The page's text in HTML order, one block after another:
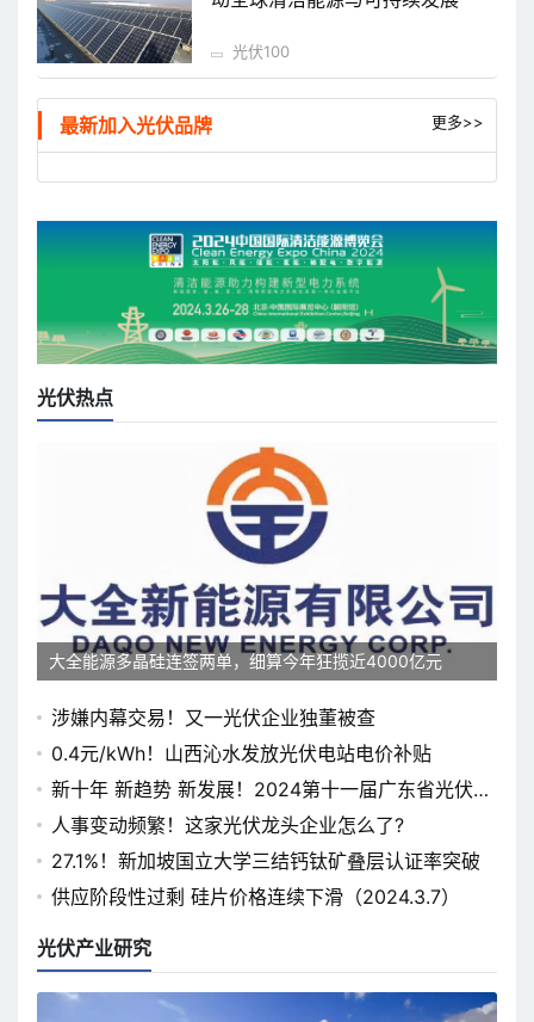
光伏100
最新加入光伏品牌 更多>>
光伏热点
大全能源多晶硅连签两单，细算今年狂揽近4000亿元
涉嫌内幕交易！又一光伏企业独董被查
0.4元/kWh！山西沁水发放光伏电站电价补贴
新十年 新趋势 新发展！2024第十一届广东省光伏论
坛即将开幕
人事变动频繁！这家光伏龙头企业怎么了?
27.1%！新加坡国立大学三结钙钛矿叠层认证率突破
供应阶段性过剩 硅片价格连续下滑（2024.3.7）
光伏产业研究